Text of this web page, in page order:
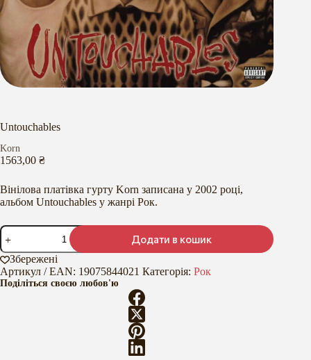
Untouchables
Korn
1563,00 ₴
Вінілова платівка гурту Korn записана у 2002 році,
альбом Untouchables у жанрі Рок.
Untouchables
кількість
Додати в кошик
Збережені
Артикул / EAN: 19075844021 Категорія: Рок
Поділіться своєю любов'ю